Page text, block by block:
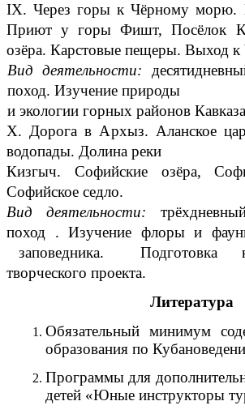
IX. Через горы к Чёрному морю.
Приют у горы Фишт, Посёлок
озёра. Карстовые пещеры. Выход
Вид деятельности:
поход. Изучение природы
и экологии горных районов
X. Дорога в Архыз. Аланское
водопады. Долина реки
Кизгыч. Софийские озёра,
Софийское седло.
Вид деятельности:
поход . Изучение флоры и
заповедника.
творческого проекта.
Литература
Обязательный минимум
образования по
Программы для
детей «Юные инструкторы